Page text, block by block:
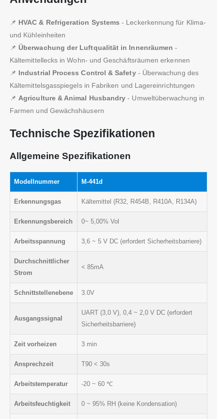
📌 HVAC & Refrigeration Systems - Leckerkennung für Klima-
und Kühleinheiten
📌 Überwachung der Luftqualität in Innenräumen -
Kältemittellecks in Wohn- und Geschäftsräumen erkennen
📌 Industrial Process Control & Safety- Überwachung des
Kältemittelsgasspiegels in Fabriken und Lagereinrichtungen
📌 Agriculture & Animal Husbandry - Umweltüberwachung in
Farmen und Gewächshäusern
Technische Spezifikationen
Allgemeine Spezifikationen
Modellnummer M-441d
Erkennungsgas Kältemittel (R32, R454B, R410A, R134A)
Erkennungsbereich 0~ 5,00% Vol
Arbeitsspannung 3,6 ~ 5 V DC (erfordert Sicherheitsbarriere)
Durchschnittlicher
Strom
< 85mA
Schnittstellenebene 3.0V
Ausgangssignal
UART (3,0 V), 0,4 ~ 2,0 V DC (erfordert
Sicherheitsbarriere)
Zeit vorheizen 3 min
Ansprechzeit T90 < 30s
Arbeitstemperatur -20 ~ 60 ℃
Arbeitsfeuchtigkeit 0 ~ 95% RH (keine Kondensation)